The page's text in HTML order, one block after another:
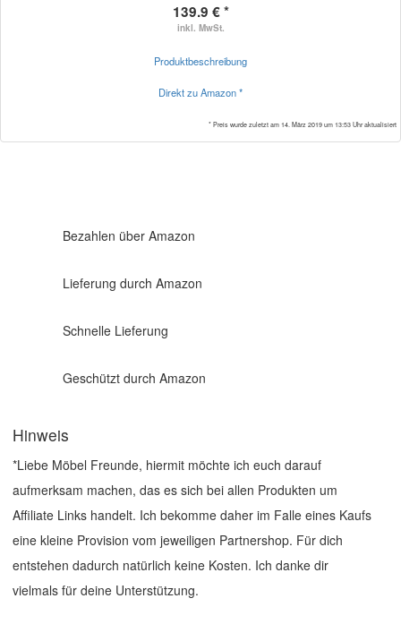
139.9 € *
inkl. MwSt.
Produktbeschreibung
Direkt zu Amazon *
* Preis wurde zuletzt am 14. März 2019 um 13:53 Uhr aktualisiert
Bezahlen über Amazon
Lieferung durch Amazon
Schnelle Lieferung
Geschützt durch Amazon
Hinweis
*Liebe Möbel Freunde, hiermit möchte ich euch darauf
aufmerksam machen, das es sich bei allen Produkten um
Affiliate Links handelt. Ich bekomme daher im Falle eines Kaufs
eine kleine Provision vom jeweiligen Partnershop. Für dich
entstehen dadurch natürlich keine Kosten. Ich danke dir
vielmals für deine Unterstützung.